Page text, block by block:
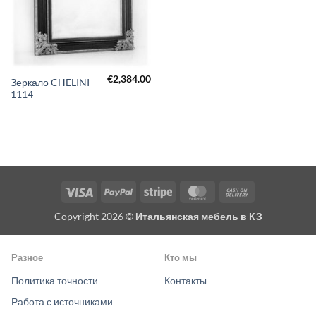
Зеркало CHELINI
1114
€2,384.00
Visa PayPal Stripe MasterCard
Delivery
Copyright 2026 © Итальянская мебель в КЗ
Разное
Политика точности
Работа с источниками
Кто мы
Контакты